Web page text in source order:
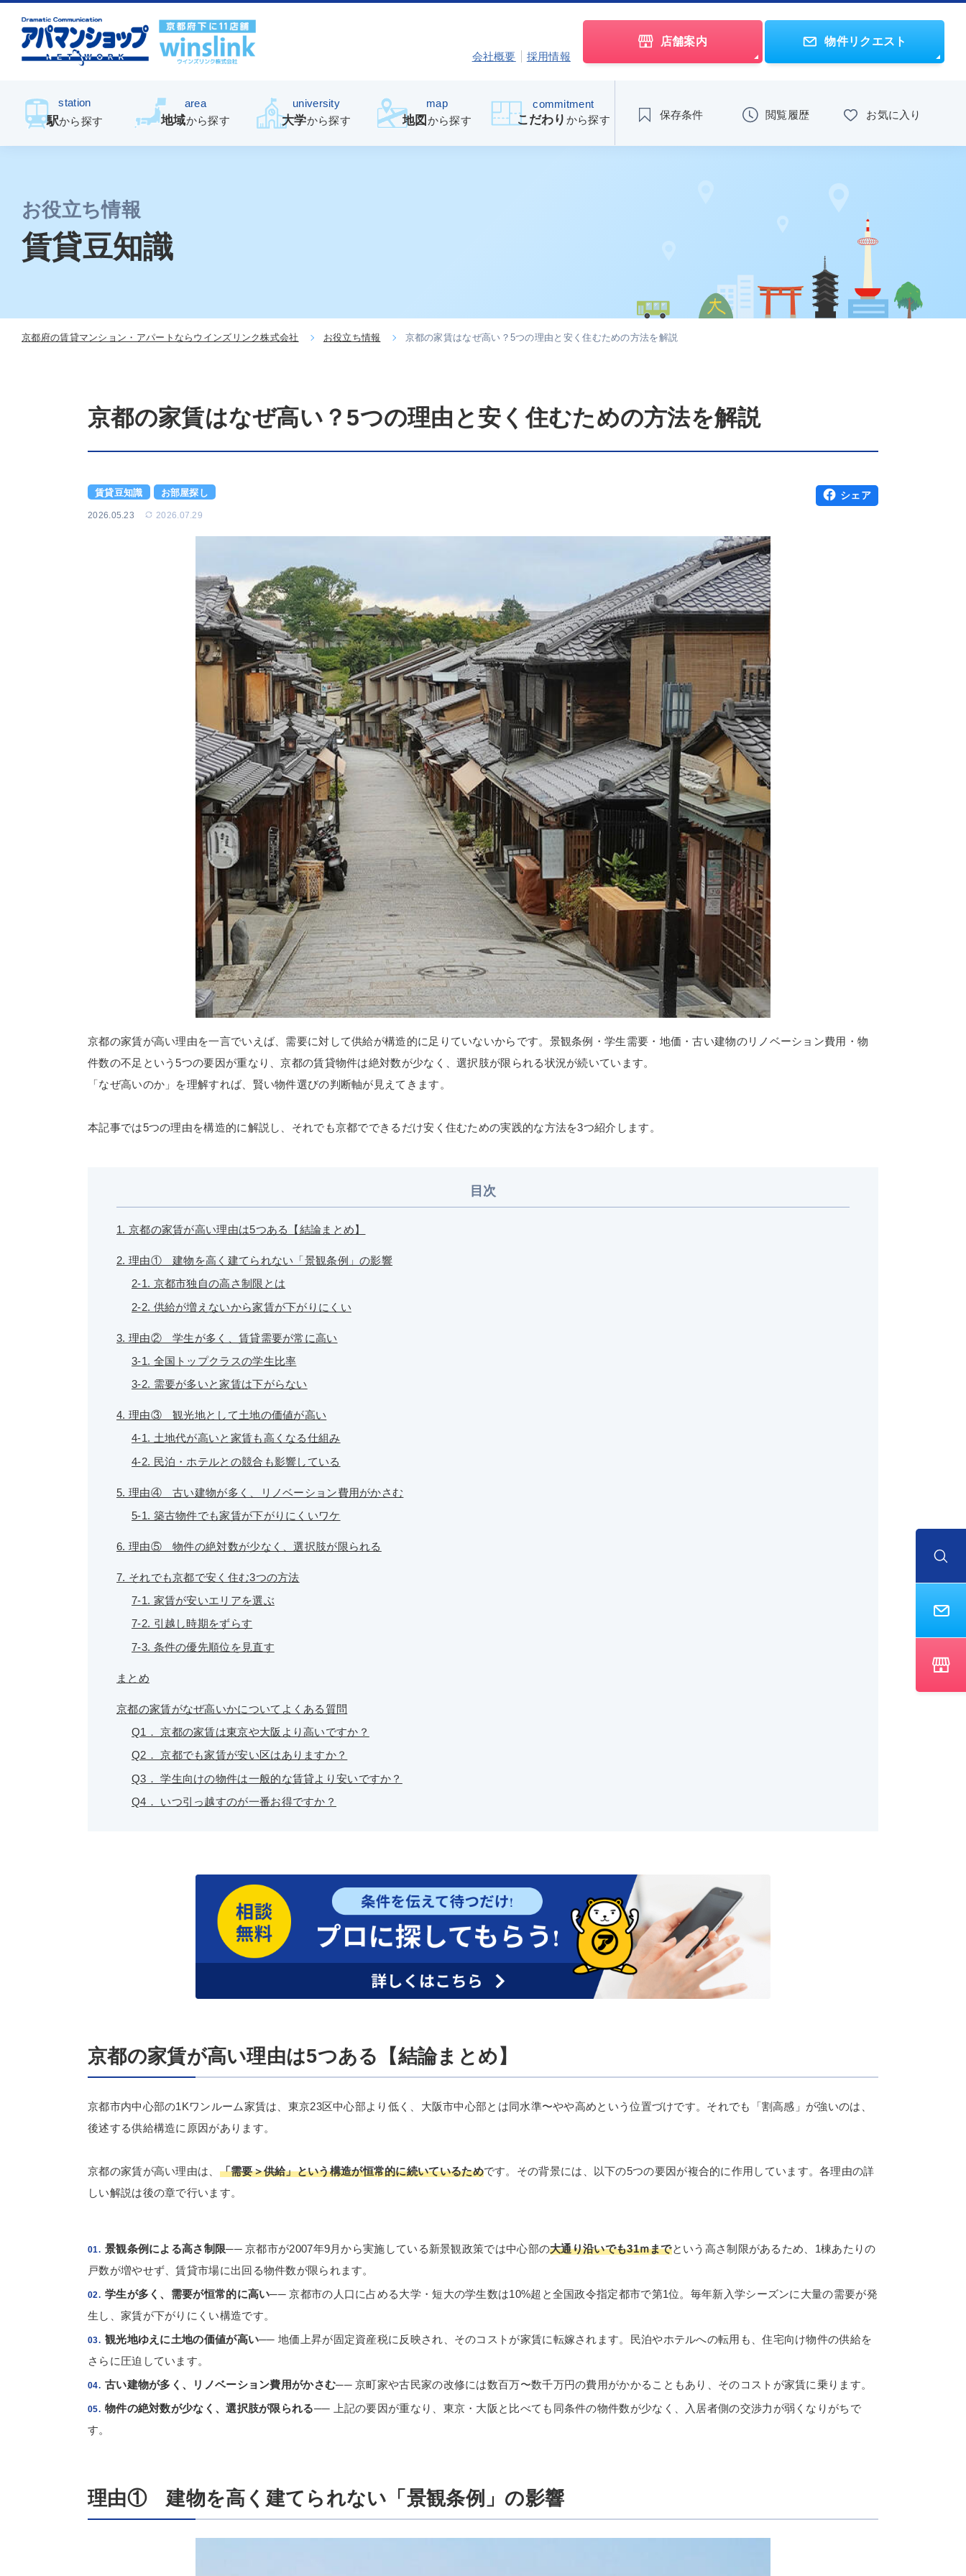
会社概要 採用情報
店舗案内 物件リクエスト
station
駅から探す
area
地域から探す
university
大学から探す
map
地図 から探す
commitment
こだわり から探す 保存条件 閲覧履歴 お気に入り
お役立ち情報
賃貸豆知識
京都府の賃貸マンション・アパートならウインズリンク株式会社 お役立ち情報 京都の家賃はなぜ高い？5つの理由と安く住むための方法を解説
京都の家賃はなぜ高い？5つの理由と安く住むための方法を解説
賃貸豆知識 お部屋探し
2026.05.23 2026.07.29
シェア
京都の家賃が高い理由を一言でいえば、需要に対して供給が構造的に足りていないからです。景観条例・学生需要・地価・古い建物のリノベーション費用・物
件数の不足という5つの要因が重なり、京都の賃貸物件は絶対数が少なく、選択肢が限られる状況が続いています。
「なぜ高いのか」を理解すれば、賢い物件選びの判断軸が見えてきます。
本記事では5つの理由を構造的に解説し、それでも京都でできるだけ安く住むための実践的な方法を3つ紹介します。
目次
1. 京都の家賃が高い理由は5つある【結論まとめ】
2. 理由① 建物を高く建てられない「景観条例」の影響
2-1. 京都市独自の高さ制限とは
2-2. 供給が増えないから家賃が下がりにくい
3. 理由② 学生が多く、賃貸需要が常に高い
3-1. 全国トップクラスの学生比率
3-2. 需要が多いと家賃は下がらない
4. 理由③ 観光地として土地の価値が高い
4-1. 土地代が高いと家賃も高くなる仕組み
4-2. 民泊・ホテルとの競合も影響している
5. 理由④ 古い建物が多く、リノベーション費用がかさむ
5-1. 築古物件でも家賃が下がりにくいワケ
6. 理由⑤ 物件の絶対数が少なく、選択肢が限られる
7. それでも京都で安く住む3つの方法
7-1. 家賃が安いエリアを選ぶ
7-2. 引越し時期をずらす
7-3. 条件の優先順位を見直す
まとめ
京都の家賃がなぜ高いかについてよくある質問
Q1． 京都の家賃は東京や大阪より高いですか？
Q2． 京都でも家賃が安い区はありますか？
Q3． 学生向けの物件は一般的な賃貸より安いですか？
Q4． いつ引っ越すのが一番お得ですか？
京都の家賃が高い理由は5つある【結論まとめ】
京都市内中心部の1Kワンルーム家賃は、東京23区中心部より低く、大阪市中心部とは同水準〜やや高めという位置づけです。それでも「割高感」が強いのは、
後述する供給構造に原因があります。
京都の家賃が高い理由は、 「需要＞供給」という構造が恒常的に続いているためです。その背景には、以下の5つの要因が複合的に作用しています。各理由の詳
しい解説は後の章で行います。
景観条例による高さ制限── 京都市が2007年9月から実施している新景観政策では中心部の大通り沿いでも31ｍまでという高さ制限があるため、1棟あたりの
戸数が増やせず、賃貸市場に出回る物件数が限られます。
学生が多く、需要が恒常的に高い── 京都市の人口に占める大学・短大の学生数は10%超と全国政令指定都市で第1位。毎年新入学シーズンに大量の需要が発
生し、家賃が下がりにくい構造です。
観光地ゆえに土地の価値が高い── 地価上昇が固定資産税に反映され、そのコストが家賃に転嫁されます。民泊やホテルへの転用も、住宅向け物件の供給を
さらに圧迫しています。
古い建物が多く、リノベーション費用がかさむ── 京町家や古民家の改修には数百万〜数千万円の費用がかかることもあり、そのコストが家賃に乗ります。
物件の絶対数が少なく、選択肢が限られる── 上記の要因が重なり、東京・大阪と比べても同条件の物件数が少なく、入居者側の交渉力が弱くなりがちで
す。
理由① 建物を高く建てられない「景観条例」の影響